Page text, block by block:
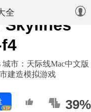
全
Skylines
城市：天际线Mac中文版
建造模拟游戏
VIP 39%